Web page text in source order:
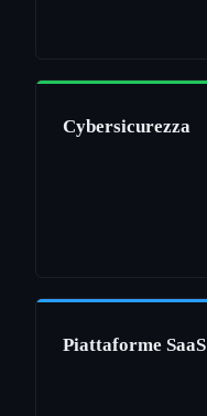
Cybersicurezza
Piattaforme SaaS